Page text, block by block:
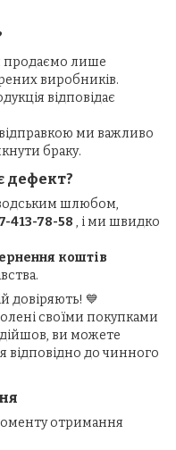
продаємо лише
виробників.
відповідає
ми важливо
браку.
дефект?
шлюбом,
413-78-58 , і ми швидко
коштів
довіряють! 💙
своїми покупками
ви можете
відповідно до чинного
отримання